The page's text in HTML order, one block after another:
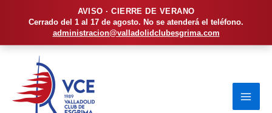
AVISO · CIERRE DE VERANO
Cerrado del 1 al 17 de agosto. No se atenderá el teléfono.
administracion@valladolidclubesgrima.com
contenido